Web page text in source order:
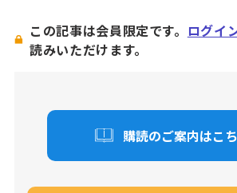
この記事は会員限定です。 ログイ
読みいただけます。
購読のご案内はこ